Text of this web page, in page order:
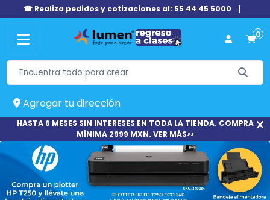
☎ Realiza pedidos y cotizaciones al: 55 44 45 5000 |
0
Agregar tu dirección
HASTA 6 MESES SIN INTERESES EN TODA LA TIENDA. COMPRA
MÍNIMA 2999 MXN. VER MÁS>>